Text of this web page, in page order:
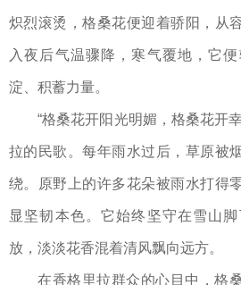
炽烈滚烫，格桑花便迎着骄阳，从
入夜后气温骤降，寒气覆地，它
淀、积蓄力量。
“格桑花开阳光明媚，格桑花开
拉的民歌。每年雨水过后，草原被
绕。原野上的许多花朵被雨水打得
显坚韧本色。它始终坚守在雪山
放，淡淡花香混着清风飘向远方。
在香格里拉群众的心目中，格